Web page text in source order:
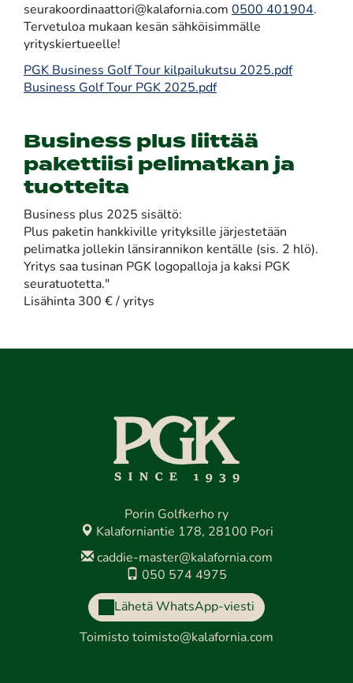
seurakoordinaattori@kalafornia.com 0500 401904.
Tervetuloa mukaan kesän sähköisimmälle
yrityskiertueelle!
PGK Business Golf Tour kilpailukutsu 2025.pdf
Business Golf Tour PGK 2025.pdf
Business plus liittää
pakettiisi pelimatkan ja
tuotteita
Business plus 2025 sisältö:
Plus paketin hankkiville yrityksille järjestetään
pelimatka jollekin länsirannikon kentälle (sis. 2 hlö).
Yritys saa tusinan PGK logopalloja ja kaksi PGK
seuratuotetta."
Lisähinta 300 € / yritys
Porin Golfkerho ry
Kalaforniantie 178, 28100 Pori
caddie-master@kalafornia.com
050 574 4975
Lähetä WhatsApp-viesti
Toimisto toimisto@kalafornia.com